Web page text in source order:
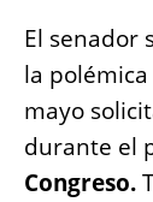
El senador
la
mayo
durante el
Congreso.